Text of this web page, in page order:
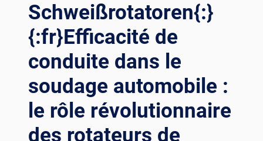
Schweißrotatoren{:}
{:fr}Efficacité de
conduite dans le
soudage automobile :
le rôle révolutionnaire
des rotateurs de